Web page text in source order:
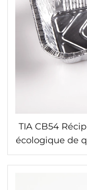
TIA CB54
écologique de
gamme,